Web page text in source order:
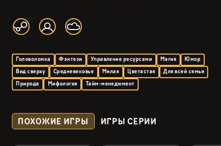
Головоломка Фэнтези Управление ресурсами Магия
Юмор
Вид сверху
Средневековье Милая Цветастая
Для всей семьи
Природа
Мифология Тайм-менеджмент
ПОХОЖИЕ ИГРЫ ИГРЫ СЕРИИ